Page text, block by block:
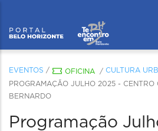
EVENTOS / OFICINA / CULTURA
PROGRAMAÇÃO JULHO 2025 - CENTRO
BERNARDO
Programação